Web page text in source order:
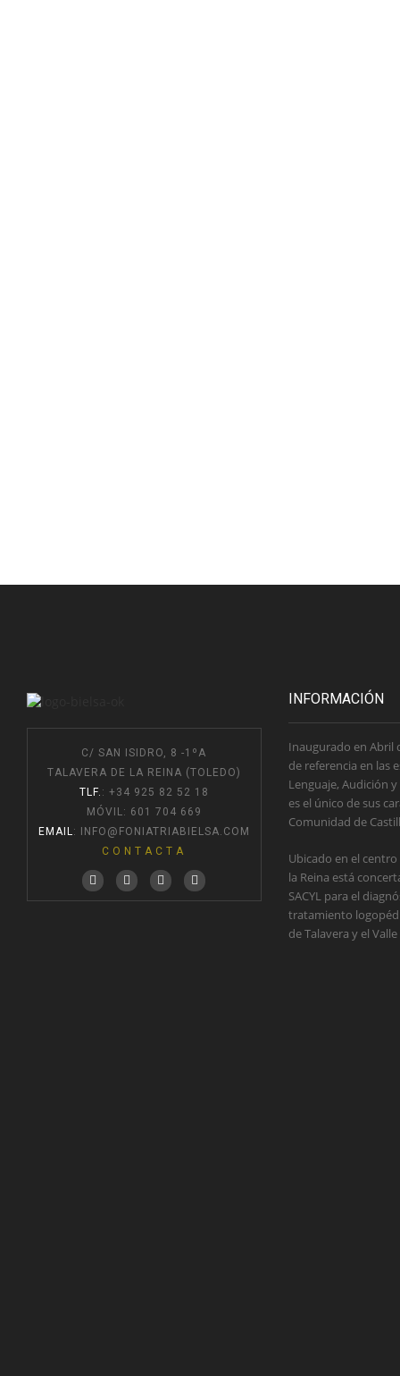
C/ SAN ISIDRO, 8 -1ºA
TALAVERA DE LA REINA (TOLEDO)
TLF. : +34 925 82 52 18
MÓVIL: 601 704 669
EMAIL:
INFO@FONIATRIABIELSA.COM
CONTACTA
INFORMACIÓN
Inaugurado en Abril
de referencia en las
Lenguaje, Audición
es el único de sus
Comunidad de
Ubicado en el
la Reina está
SACYL para el
tratamiento
de Talavera y el